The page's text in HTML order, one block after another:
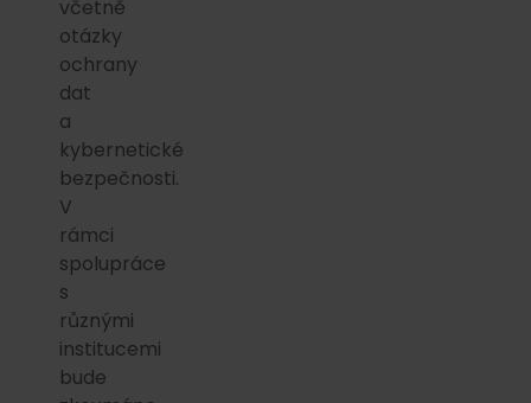
včetně
otázky
ochrany
dat
a
kybernetické
bezpečnosti.
V
rámci
spolupráce
s
různými
institucemi
bude